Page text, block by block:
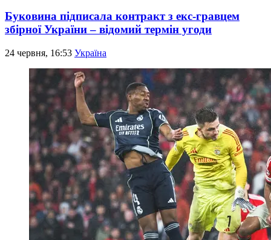
Буковина підписала контракт з екс-гравцем
збірної України – відомий термін угоди
24 червня, 16:53 Україна